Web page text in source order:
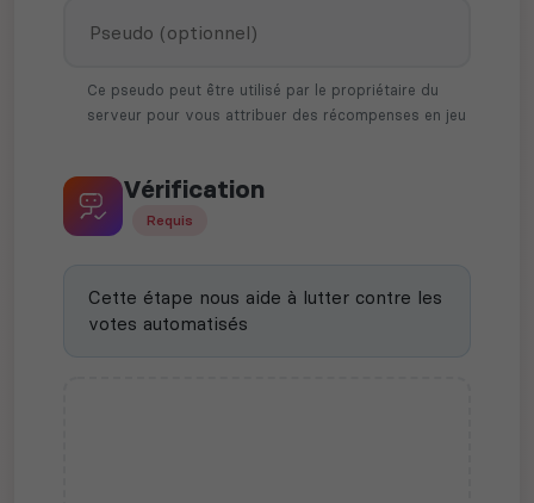
Ce pseudo peut être utilisé par le propriétaire du
serveur pour vous attribuer des récompenses en jeu
Vérification
Requis
Cette étape nous aide à lutter contre les
votes automatisés